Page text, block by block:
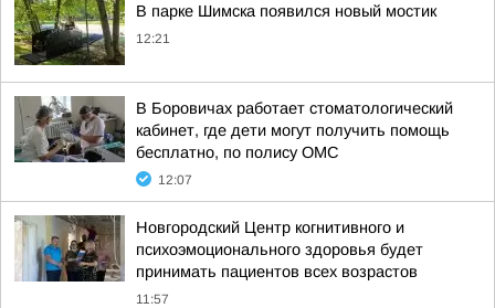
В парке Шимска появился новый мостик
12:21
В Боровичах работает стоматологический
кабинет, где дети могут получить помощь
бесплатно, по полису ОМС
12:07
Новгородский Центр когнитивного и
психоэмоционального здоровья будет
принимать пациентов всех возрастов
11:57